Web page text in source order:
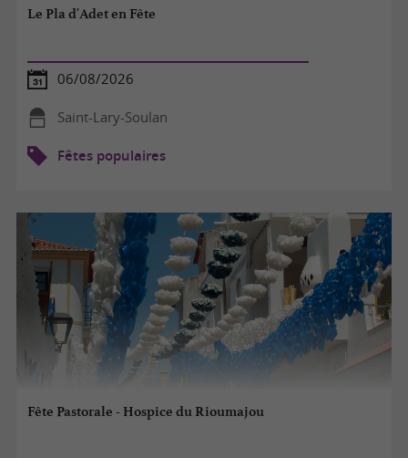
Le Pla d'Adet en Fête
06/08/2026
Saint-Lary-Soulan
Fêtes populaires
Fête Pastorale - Hospice du Rioumajou